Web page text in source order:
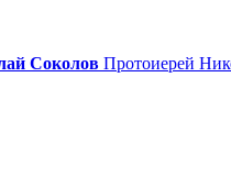
Соколов Протоиерей